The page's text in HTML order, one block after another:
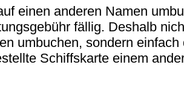
einen anderen Namen
fällig. Deshalb
umbuchen, sondern einfach
Schiffskarte einem